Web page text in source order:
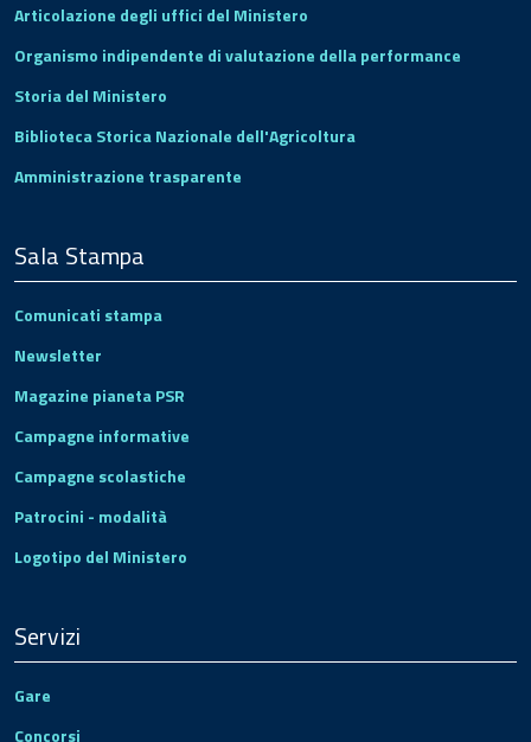
Articolazione degli uffici del Ministero
Organismo indipendente di valutazione della performance
Storia del Ministero
Biblioteca Storica Nazionale dell'Agricoltura
Amministrazione trasparente
Sala Stampa
Comunicati stampa
Newsletter
Magazine pianeta PSR
Campagne informative
Campagne scolastiche
Patrocini - modalità
Logotipo del Ministero
Servizi
Gare
Concorsi